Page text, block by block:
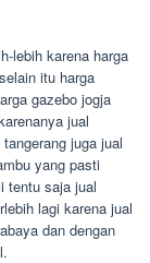
lebih karena harga
itu harga
gazebo jogja
jual
juga jual
yang pasti
tentu saja jual
lagi karena jual
dan dengan